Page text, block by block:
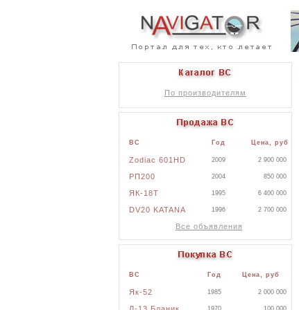
По производителям
ВС Год Цена, руб
Zodiac 601HD 2009 2 900 000
РП200 2004 850 000
ЯК-18Т 1995 6 400 000
DV20 KATANA 1996 2 700 000
Все объявления
ВС Год Цена, руб
Як-52 1985 2 000 000
1970 100 000